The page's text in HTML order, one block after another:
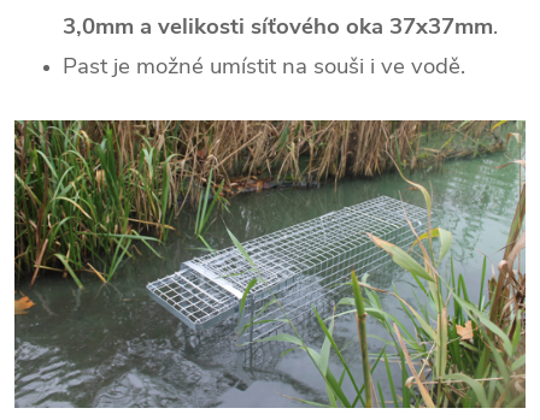
3,0mm a velikosti síťového oka 37x37mm.
Past je možné umístit na souši i ve vodě.